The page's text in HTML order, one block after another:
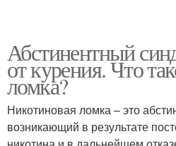
Абстинентный
от курения. Что
ломка?
Никотиновая ломка – это
возникающий в результате